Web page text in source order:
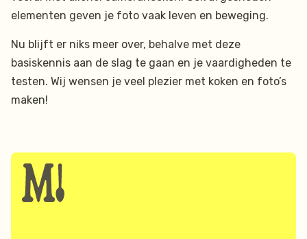
elementen geven je foto vaak leven en beweging.
Nu blijft er niks meer over, behalve met deze
basiskennis aan de slag te gaan en je vaardigheden te
testen. Wij wensen je veel plezier met koken en foto’s
maken!